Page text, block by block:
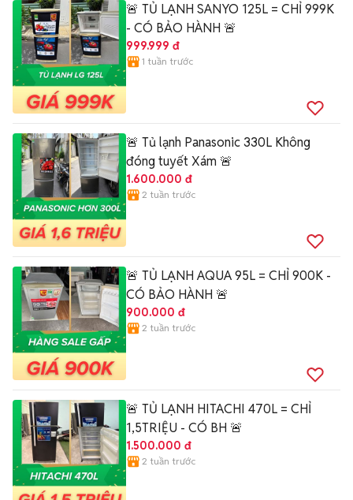
🚨 TỦ LẠNH SANYO 125L = CHỈ 999K
- CÓ BẢO HÀNH 🚨
999.999 đ
1 tuần trước
🚨 Tủ lạnh Panasonic 330L Không
đóng tuyết Xám 🚨
1.600.000 đ
2 tuần trước
🚨 TỦ LẠNH AQUA 95L = CHỈ 900K -
CÓ BẢO HÀNH 🚨
900.000 đ
2 tuần trước
🚨 TỦ LẠNH HITACHI 470L = CHỈ
1,5TRIỆU - CÓ BH 🚨
1.500.000 đ
2 tuần trước